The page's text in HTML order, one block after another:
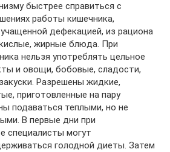
быстрее справиться с
работы кишечника,
дефекацией, из рациона
жирные блюда. При
нельзя употреблять цельное
и овощи, бобовые, сладости,
Разрешены жидкие,
приготовленные на пару
подаваться теплыми, но не
В первые дни при
специалисты могут
голодной диеты. Затем